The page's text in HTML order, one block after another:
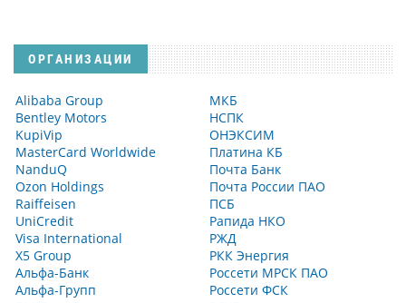
ОРГАНИЗАЦИИ
Alibaba Group
Bentley Motors
KupiVip
MasterCard Worldwide
NanduQ
Ozon Holdings
Raiffeisen
UniCredit
Visa International
X5 Group
Альфа-Банк
Альфа-Групп
МКБ
НСПК
ОНЭКСИМ
Платина КБ
Почта Банк
Почта России ПАО
ПСБ
Рапида НКО
РЖД
РКК Энергия
Россети МРСК ПАО
Россети ФСК